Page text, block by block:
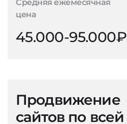
Средняя ежемесячная
цена
45.000-95.000₽
Продвижение
сайтов по всей